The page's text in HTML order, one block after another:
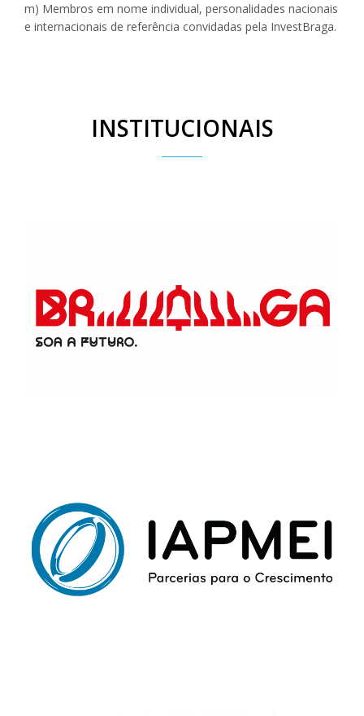
m) Membros em nome individual, personalidades nacionais
e internacionais de referência convidadas pela InvestBraga.
INSTITUCIONAIS